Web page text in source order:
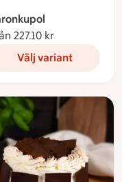
227.10 kr
Välj variant